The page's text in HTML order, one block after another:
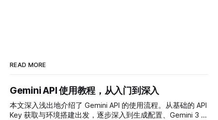
READ MORE
Gemini API 使用教程，从入门到深入
本文深入浅出地介绍了 Gemini API 的使用流程。从基础的 API
Key 获取与环境搭建出发，逐步深入到生成配置、Gemini 3 的